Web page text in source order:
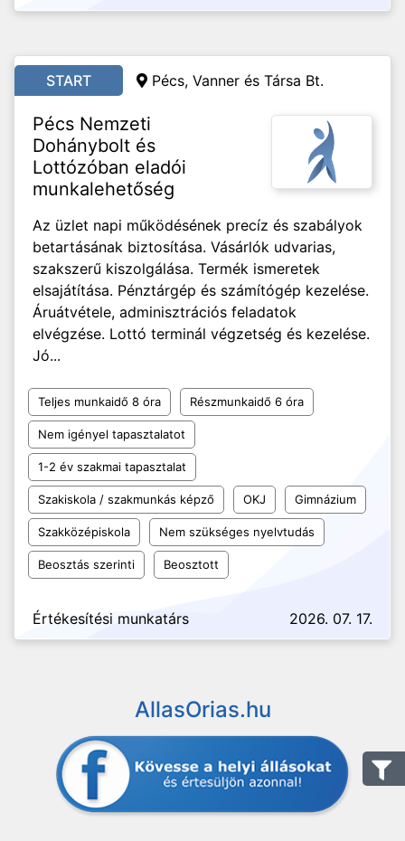
START Pécs, Vanner és Társa Bt.
Pécs Nemzeti
Dohánybolt és
Lottózóban eladói
munkalehetőség
Az üzlet napi működésének precíz és szabályok
betartásának biztosítása. Vásárlók udvarias,
szakszerű kiszolgálása. Termék ismeretek
elsajátítása. Pénztárgép és számítógép kezelése.
Áruátvétele, adminisztrációs feladatok
elvégzése. Lottó terminál végzetség és kezelése.
Jó...
Teljes munkaidő 8 óra Részmunkaidő 6 óra
Nem igényel tapasztalatot
1-2 év szakmai tapasztalat
Szakiskola / szakmunkás képző OKJ Gimnázium
Szakközépiskola Nem szükséges nyelvtudás
Beosztás szerinti Beosztott
Értékesítési munkatárs 2026. 07. 17.
AllasOrias.hu